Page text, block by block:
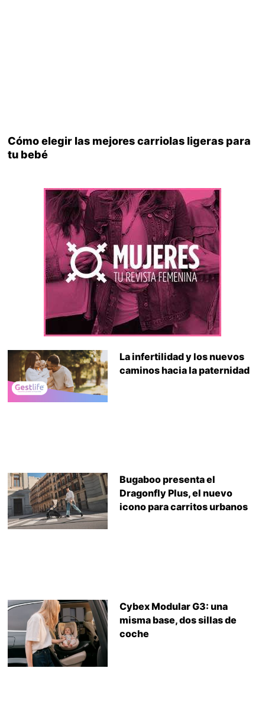
Cómo elegir las mejores carriolas ligeras para
tu bebé
La infertilidad y los nuevos
caminos hacia la paternidad
Bugaboo presenta el
Dragonfly Plus, el nuevo
icono para carritos urbanos
Cybex Modular G3: una
misma base, dos sillas de
coche